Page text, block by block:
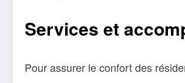
Services et
Pour assurer le confort des